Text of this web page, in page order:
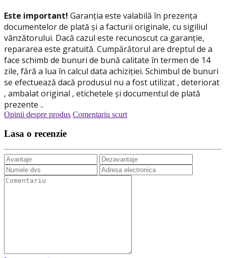
Este important! Garanția este valabilă în prezența
documentelor de plată și a facturii originale, cu sigiliul
vânzătorului. Dacă cazul este recunoscut ca garanție,
repararea este gratuită. Cumpărătorul are dreptul de a
face schimb de bunuri de bună calitate în termen de 14
zile, fără a lua în calcul data achiziției. Schimbul de bunuri
se efectuează dacă produsul nu a fost utilizat , deteriorat
, ambalat original , etichetele și documentul de plată
prezente ..
Opinii despre produs Comentariu scurt
Lasa o recenzie